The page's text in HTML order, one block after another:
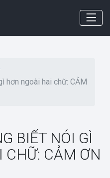
hơn ngoài hai chữ: CẢM
BIẾT NÓI GÌ
CHỮ: CẢM ƠN